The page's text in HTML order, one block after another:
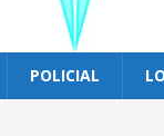
POLICIAL